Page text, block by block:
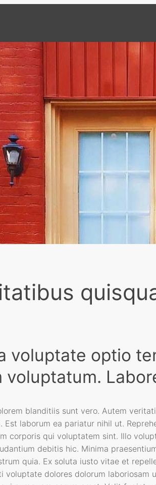
voluptate optio
voluptatum.
blanditiis sunt vero. Autem
Est laborum ea pariatur nihil ut.
corporis qui voluptatem sint. Illo
debitis hic. Minima
quia. Ex soluta iusto vitae et
voluptate dolores dolorum laboriosam